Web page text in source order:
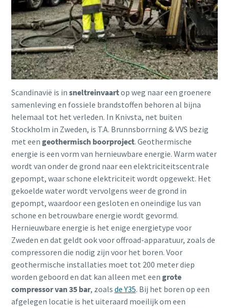
Scandinavië is in sneltreinvaartop weg naar een groenere
samenleving en fossiele brandstoffen behoren al bijna
helemaal tot het verleden. In Knivsta, net buiten
Stockholm in Zweden, is T.A. Brunnsborrning & VVS bezig
met een geothermisch boorproject. Geothermische
energie is een vorm van hernieuwbare energie. Warm water
wordt van onder de grond naar een elektriciteitscentrale
gepompt, waar schone elektriciteit wordt opgewekt. Het
gekoelde water wordt vervolgens weer de grond in
gepompt, waardoor een gesloten en oneindige lus van
schone en betrouwbare energie wordt gevormd.
Hernieuwbare energie is het enige energietype voor
Zweden en dat geldt ook voor offroad-apparatuur, zoals de
compressoren die nodig zijn voor het boren. Voor
geothermische installaties moet tot 200 meter diep
worden geboord en dat kan alleen met een grote
compressor van 35 bar, zoals de Y35. Bij het boren op een
afgelegen locatie is het uiteraard moeilijk om een